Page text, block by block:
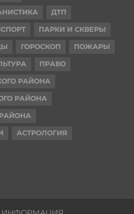
ДТП
ПАРКИ И СКВЕРЫ
ГОРОСКОП
ПОЖАРЫ
ПРАВО
РАЙОНА
РАЙОНА
АСТРОЛОГИЯ